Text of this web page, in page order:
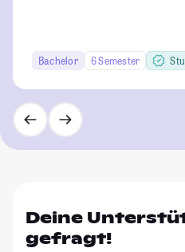
Bachelor 6 Semester
Deine
gefragt!